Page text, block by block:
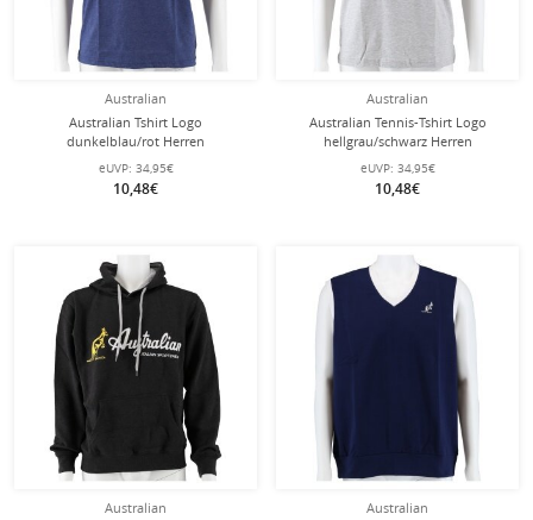
Australian
Australian Tshirt Logo
dunkelblau/rot Herren
eUVP: 34,95€
10,48€
Australian
Australian Tennis-Tshirt Logo
hellgrau/schwarz Herren
eUVP: 34,95€
10,48€
Australian
Australian